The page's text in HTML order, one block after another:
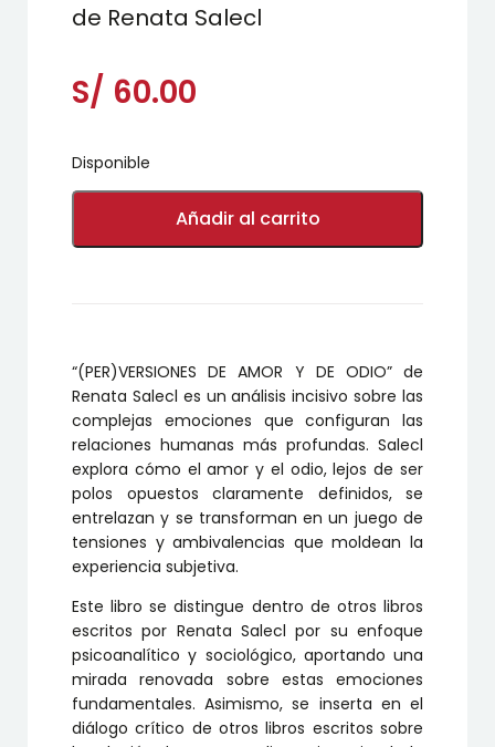
de Renata Salecl
S/ 60.00
Disponible
(PER)VERSIONES
AMOR
Añadir al carrito
“(PER)VERSIONES DE AMOR Y DE ODIO” de
Renata Salecl es un análisis incisivo sobre las
complejas emociones que configuran las
relaciones humanas más profundas. Salecl
explora cómo el amor y el odio, lejos de ser
polos opuestos claramente definidos, se
entrelazan y se transforman en un juego de
tensiones y ambivalencias que moldean la
experiencia subjetiva.
Este libro se distingue dentro de otros libros
escritos por Renata Salecl por su enfoque
psicoanalítico y sociológico, aportando una
mirada renovada sobre estas emociones
fundamentales. Asimismo, se inserta en el
diálogo crítico de otros libros escritos sobre